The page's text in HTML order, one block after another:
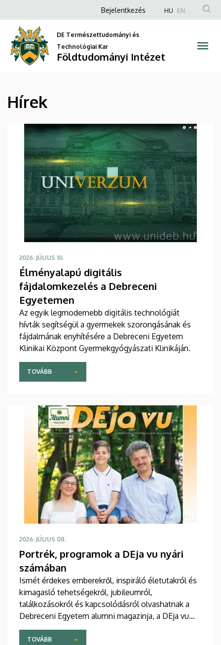
Földtudományi
Intézet
a
tartalomra
Anonim
fiók
menüje
Bejelentkezés HU EN
DE Természettudományi és
Technológiai Kar
Földtudományi Intézet
Hírek
2026. JÚLIUS 10.
Élményalapú digitális
fájdalomkezelés a Debreceni
Egyetemen
Az egyik legmodernebb digitális technológiát
hívták segítségül a gyermekek szorongásának és
fájdalmának enyhítésére a Debreceni Egyetem
Klinikai Központ Gyermekgyógyászati Klinikáján.
TOVÁBB
2026. JÚLIUS 08.
Portrék, programok a DEja vu nyári
számában
Ismét érdekes emberekről, inspiráló életutakról és
kimagasló tehetségekről, jubileumról,
találkozásokról és kapcsolódásról olvashatnak a
Debreceni Egyetem alumni magazinja, a DEja vu
most megjelent nyári lapszámában. Az újság
programokat is kínál, hiszen az intézmény minden
TOVÁBB